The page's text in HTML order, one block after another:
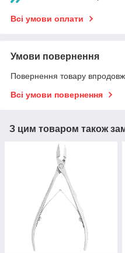
Всі умови оплати
Умови повернення
Повернення товару
Всі умови повернення
З цим товаром також